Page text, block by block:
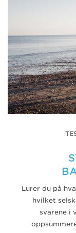
Lurer du på
hvilket
svarene i